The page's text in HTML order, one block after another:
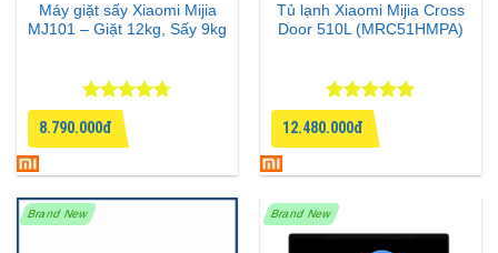
Máy giặt sấy Xiaomi Mijia
MJ101 – Giặt 12kg, Sấy 9kg
Được xếp
hạng4.67
5 sao
8.790.000đ
Tủ lạnh Xiaomi Mijia Cross
Door 510L (MRC51HMPA)
Được xếp
hạng
55
sao
12.480.000đ
Brand New Brand New